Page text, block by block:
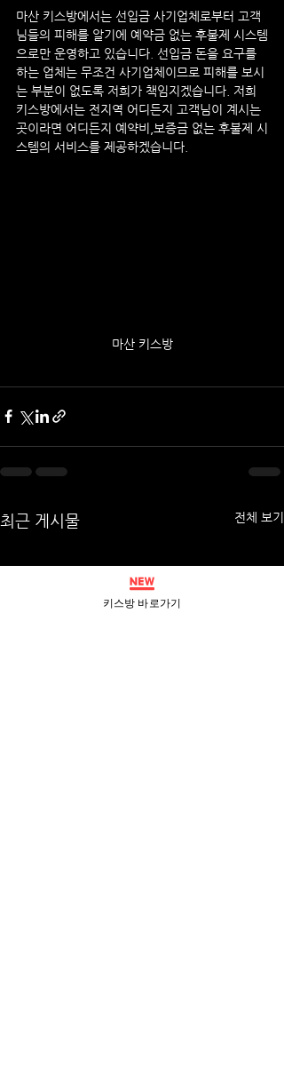
마산 키스방에서는 선입금 사기업체로부터 고객
님들의 피해를 알기에 예약금 없는 후불제 시스템
으로만 운영하고 있습니다. 선입금 돈을 요구를
하는 업체는 무조건 사기업체이므로 피해를 보시
는 부분이 없도록 저희가 책임지겠습니다. 저희
키스방에서는 전지역 어디든지 고객님이 계시는
곳이라면 어디든지 예약비,보증금 없는 후불제 시
스템의 서비스를 제공하겠습니다.
마산 키스방
최근 게시물 전체 보기
키스방 바로가기